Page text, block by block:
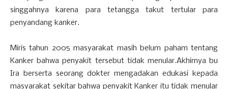
singgahnya karena para tetangga takut tertular para
penyandang kanker.
Miris tahun 2005 masyarakat masih belum paham tentang
Kanker bahwa penyakit tersebut tidak menular.Akhirnya bu
Ira berserta seorang dokter mengadakan edukasi kepada
masyarakat sekitar bahwa penyakit Kanker itu tidak menular